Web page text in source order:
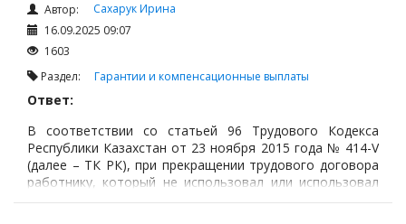
Автор:
Сахарук Ирина
16.09.2025 09:07
1603
Раздел: Гарантии и компенсационные выплаты
Ответ:
В соответствии со статьей 96 Трудового Кодекса
Республики Казахстан от 23 ноября 2015 года № 414-V
(далее – ТК РК), при прекращении трудового договора
работнику, который не использовал или использовал
не полностью оплачиваемый ежегодный трудовой